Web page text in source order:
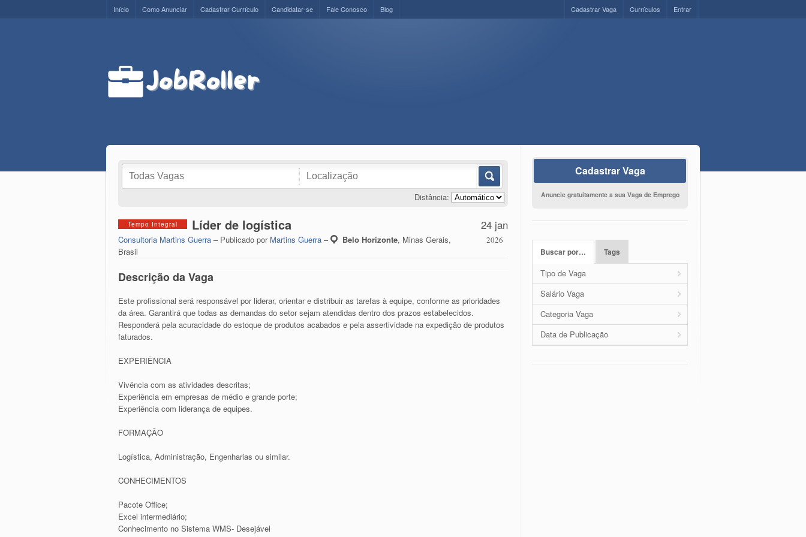
Início Como Anunciar Cadastrar Currículo Candidatar-se Fale Conosco Blog Entrar
Currículos
Cadastrar Vaga
Distância:
24 jan
2026
Tempo Integral Líder de logística
Consultoria Martins Guerra – Publicado por Martins Guerra – Belo Horizonte, Minas Gerais,
Brasil
Descrição da Vaga
Este profissional será responsável por liderar, orientar e distribuir as tarefas à equipe, conforme as prioridades
da área. Garantirá que todas as demandas do setor sejam atendidas dentro dos prazos estabelecidos.
Responderá pela acuracidade do estoque de produtos acabados e pela assertividade na expedição de produtos
faturados.
EXPERIÊNCIA
Vivência com as atividades descritas;
Experiência em empresas de médio e grande porte;
Experiência com liderança de equipes.
FORMAÇÃO
Logística, Administração, Engenharias ou similar.
CONHECIMENTOS
Pacote Office;
Excel intermediário;
Conhecimento no Sistema WMS- Desejável
Cadastrar Vaga
Anuncie gratuitamente a sua Vaga de Emprego
Buscar por… Tags
Tipo de Vaga
Salário Vaga
Categoria Vaga
Data de Publicação